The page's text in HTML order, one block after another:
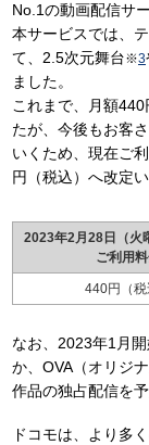
No.1の動画配信サ
本サービスでは、
て、2.5次元舞台※3
ました。
これまで、月額
たが、今後もお客
いくため、現在ご
円（税込）へ改定い
2023年2月28日（火
ご利用
440円（税
なお、2023年1月
か、OVA（オリジ
作品の独占配信を
ドコモは、より多